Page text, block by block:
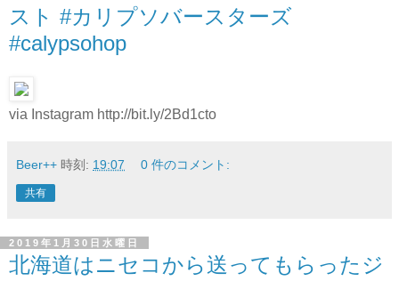
スト #カリプソバースターズ
#calypsohop
via Instagram http://bit.ly/2Bd1cto
Beer++ 時刻: 19:07 0 件のコメント:
共有
2019年1月30日水曜日
北海道はニセコから送ってもらったジ